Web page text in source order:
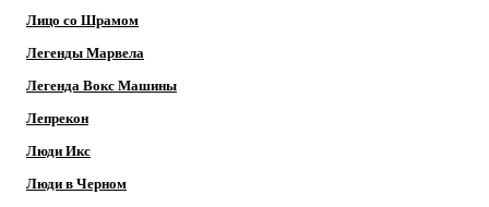
Лицо со Шрамом
Легенды Марвела
Легенда Вокс Машины
Лепрекон
Люди Икс
Люди в Черном